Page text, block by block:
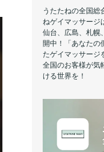
うたたねの全国総
ねゲイマッサージ
仙台、広島、札幌
開中！「あなたの
たゲイマッサージ
全国のお客様が気
ける世界を！